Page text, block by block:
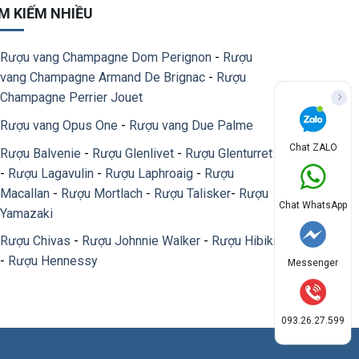
KIẾM NHIỀU
Rượu vang Champagne Dom Perignon - Rượu
vang Champagne Armand De Brignac - Rượu
Champagne Perrier Jouet
Rượu vang Opus One - Rượu vang Due Palme
Rượu Balvenie - Rượu Glenlivet - Rượu Glenturret
- Rượu Lagavulin - Rượu Laphroaig - Rượu
Macallan - Rượu Mortlach - Rượu Talisker- Rượu
Yamazaki
Rượu Chivas - Rượu Johnnie Walker - Rượu Hibiki
- Rượu Hennessy
Chat ZALO
Chat WhatsApp
Messenger
093.26.27.599